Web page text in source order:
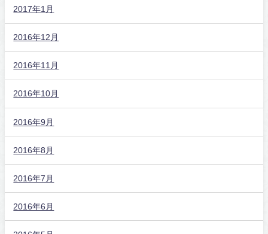
2017年1月
2016年12月
2016年11月
2016年10月
2016年9月
2016年8月
2016年7月
2016年6月